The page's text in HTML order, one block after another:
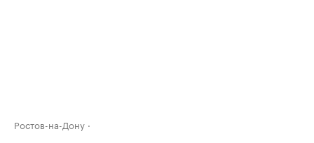
Ростов-на-Дону